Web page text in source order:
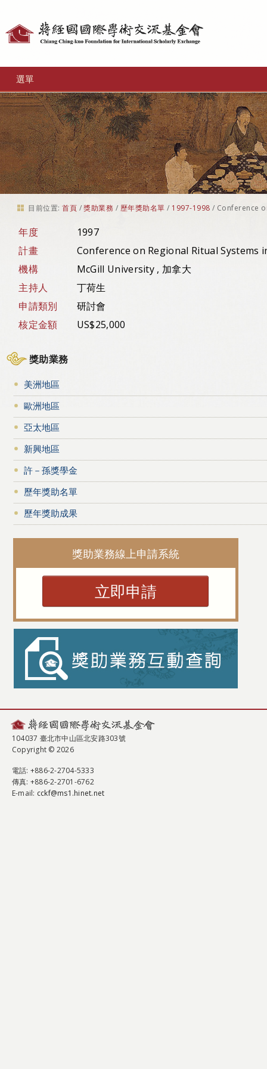
選單
目前位置: 首頁 /獎助業務 / 歷年獎助名單 / 1997-1998 / Conference
年度
1997
計畫
Conference on Regional Ritual Systems
機構
McGill University , 加拿大
主持人
丁荷生
申請類別
研討會
核定金額
US$25,000
獎助業務
美洲地區
歐洲地區
亞太地區
新興地區
許－孫獎學金
歷年獎助名單
歷年獎助成果
獎助業務線上申請系統
立即申請
104037 臺北市中山區北安路303號
Copyright © 2026
電話: +886-2-2704-5333
傳真: +886-2-2701-6762
E-mail: cckf@ms1.hinet.net